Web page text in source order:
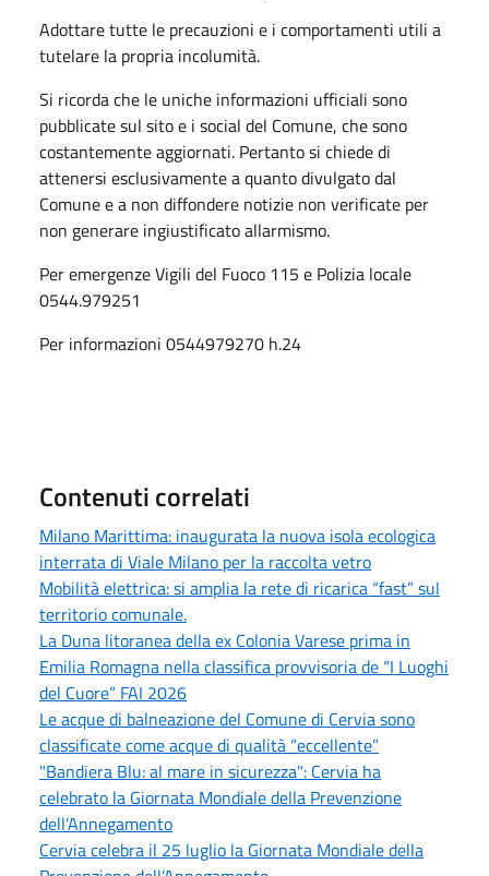
Adottare tutte le precauzioni e i comportamenti utili a
tutelare la propria incolumità.
Si ricorda che le uniche informazioni ufficiali sono
pubblicate sul sito e i social del Comune, che sono
costantemente aggiornati. Pertanto si chiede di
attenersi esclusivamente a quanto divulgato dal
Comune e a non diffondere notizie non verificate per
non generare ingiustificato allarmismo.
Per emergenze Vigili del Fuoco 115 e Polizia locale
0544.979251
Per informazioni 0544979270 h.24
Contenuti correlati
Milano Marittima: inaugurata la nuova isola ecologica
interrata di Viale Milano per la raccolta vetro
Mobilità elettrica: si amplia la rete di ricarica “fast” sul
territorio comunale.
La Duna litoranea della ex Colonia Varese prima in
Emilia Romagna nella classifica provvisoria de “I Luoghi
del Cuore” FAI 2026
Le acque di balneazione del Comune di Cervia sono
classificate come acque di qualità “eccellente”
"Bandiera Blu: al mare in sicurezza": Cervia ha
celebrato la Giornata Mondiale della Prevenzione
dell’Annegamento
Cervia celebra il 25 luglio la Giornata Mondiale della